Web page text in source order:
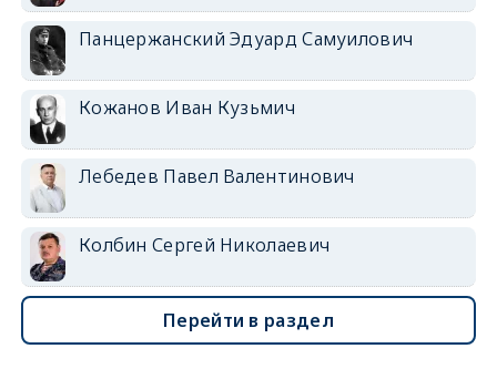
Панцержанский Эдуард Самуилович
Кожанов Иван Кузьмич
Лебедев Павел Валентинович
Колбин Сергей Николаевич
Перейти в раздел